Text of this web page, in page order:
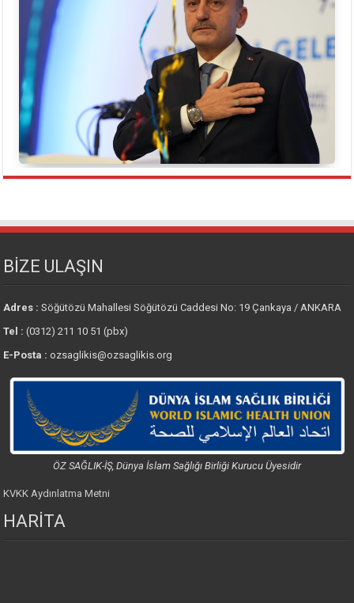
BİZE ULAŞIN
Adres :Söğütözü Mahallesi Söğütözü Caddesi No: 19 Çankaya / ANKARA
Tel : (0312) 211 10 51 (pbx)
E-Posta : ozsaglikis@ozsaglikis.org
ÖZ SAĞLIK-İŞ, Dünya İslam Sağlığı Birliği Kurucu Üyesidir
KVKK Aydınlatma Metni
HARİTA